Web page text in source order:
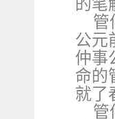
的笔
管
公元
仲事
命的
就了
管